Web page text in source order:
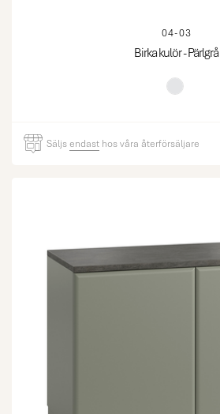
04-03
Birka kulör - Pärlgrå
Säljsendast hos våra återförsäljare